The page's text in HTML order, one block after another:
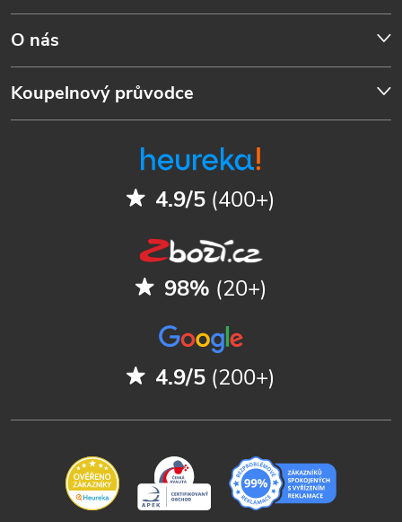
O nás
Koupelnový průvodce
4.9/5 (400+)
98% (20+)
4.9/5 (200+)